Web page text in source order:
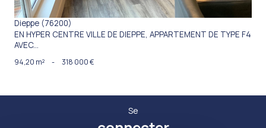
Dieppe (76200)
EN HYPER CENTRE VILLE DE DIEPPE, APPARTEMENT DE TYPE F4
AVEC...
94,20 m² - 318 000 €
Se